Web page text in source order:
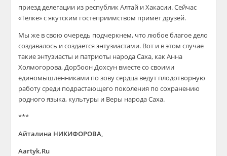
приезд делегации из республик Алтай и Хакасии. Сейчас
«Телке» с якутским гостеприимством примет друзей.
Мы же в свою очередь подчеркнем, что любое благое дело
создавалось и создается энтузиастами. Вот и в этом случае
такие энтузиасты и патриоты народа Саха, как Анна
Холмогорова, Дор5оон Дохсун вместе со своими
единомышленниками по зову сердца ведут плодотворную
работу среди подрастающего поколения по сохранению
родного языка, культуры и Веры народа Саха.
***
Айталина НИКИФОРОВА,
Aartyk.Ru